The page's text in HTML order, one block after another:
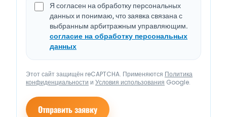
Я согласен на обработку персональных
данных и понимаю, что заявка связана с
выбранным арбитражным управляющим.
согласие на обработку персональных
данных
Этот сайт защищён reCAPTCHA. Применяются Политика
конфиденциальности и Условия использования Google.
Отправить заявку